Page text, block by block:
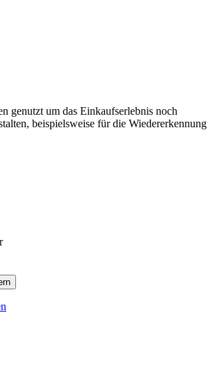
genutzt um das Einkaufserlebnis noch
beispielsweise für die Wiedererkennung